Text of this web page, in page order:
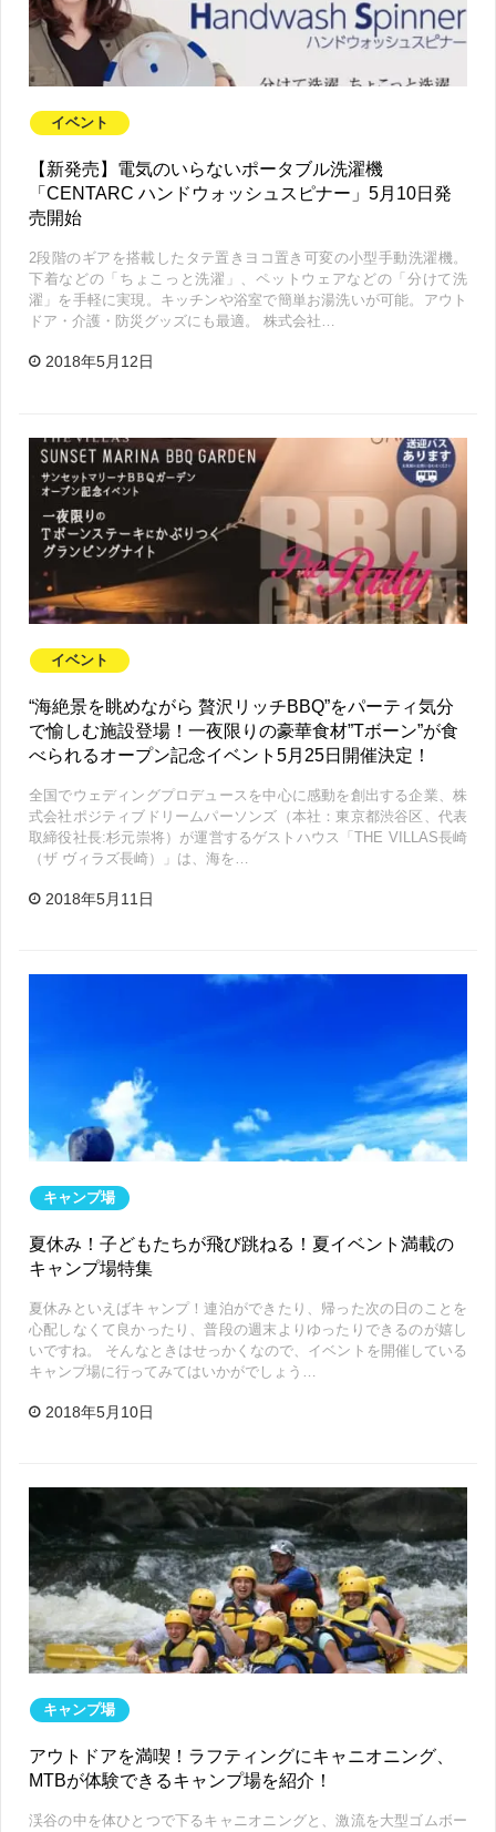
イベント
【新発売】電気のいらないポータブル洗濯機
「CENTARC ハンドウォッシュスピナー」5月10日発
売開始
2段階のギアを搭載したタテ置きヨコ置き可変の小型手動洗濯機。
下着などの「ちょこっと洗濯」、ペットウェアなどの「分けて洗
濯」を手軽に実現。キッチンや浴室で簡単お湯洗いが可能。アウト
ドア・介護・防災グッズにも最適。 株式会社…
2018年5月12日
イベント
“海絶景を眺めながら 贅沢リッチBBQ”をパーティ気分
で愉しむ施設登場！一夜限りの豪華食材”Tボーン”が食
べられるオープン記念イベント5月25日開催決定！
全国でウェディングプロデュースを中心に感動を創出する企業、株
式会社ポジティブドリームパーソンズ（本社：東京都渋谷区、代表
取締役社長:杉元崇将）が運営するゲストハウス「THE VILLAS長崎
（ザ ヴィラズ長崎）」は、海を…
2018年5月11日
キャンプ場
夏休み！子どもたちが飛び跳ねる！夏イベント満載の
キャンプ場特集
夏休みといえばキャンプ！連泊ができたり、帰った次の日のことを
心配しなくて良かったり、普段の週末よりゆったりできるのが嬉し
いですね。 そんなときはせっかくなので、イベントを開催している
キャンプ場に行ってみてはいかがでしょう…
2018年5月10日
キャンプ場
アウトドアを満喫！ラフティングにキャニオニング、
MTBが体験できるキャンプ場を紹介！
渓谷の中を体ひとつで下るキャニオニングと、激流を大型ゴムボー